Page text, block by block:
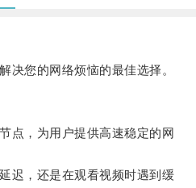
您的网络烦恼的最佳选择。
，为用户提供高速稳定的网
，还是在观看视频时遇到缓